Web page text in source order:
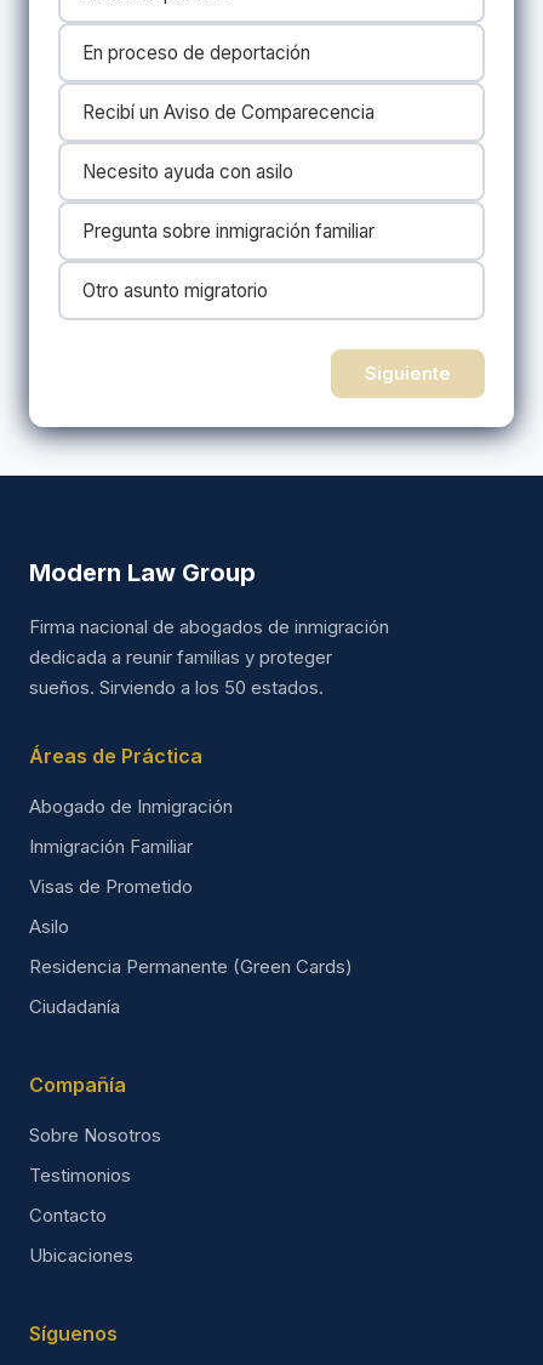
En proceso de deportación
Recibí un Aviso de Comparecencia
Necesito ayuda con asilo
Pregunta sobre inmigración familiar
Otro asunto migratorio
Siguiente
Modern Law Group
Firma nacional de abogados de inmigración
dedicada a reunir familias y proteger
sueños. Sirviendo a los 50 estados.
Áreas de Práctica
Abogado de Inmigración
Inmigración Familiar
Visas de Prometido
Asilo
Residencia Permanente (Green Cards)
Ciudadanía
Compañía
Sobre Nosotros
Testimonios
Contacto
Ubicaciones
Síguenos